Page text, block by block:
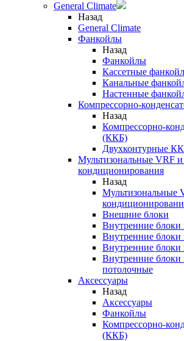
General Climate
Назад
General Climate
Фанкойлы
Назад
Фанкойлы
Кассетные
Канальные
Настенные
Компрессорно-
Назад
Компрессорно-
(ККБ)
Двухконтурные
Мультизональные VRF
кондиционирования
Назад
Мультизональные
Внешние блоки
Внутренние блоки
Внутренние блоки
Внутренние блоки
Внутренние блоки
потолочные
Аксессуары
Назад
Аксессуары
Фанкойлы
Компрессорно-
(ККБ)